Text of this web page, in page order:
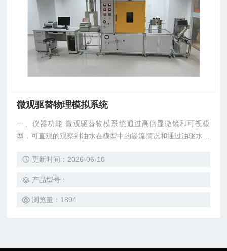
微观驱替物理模拟系统
一、仪器功能 微观驱替物模系统通过高倍显微镜和可视模
型，可直观的观察到油水在模型中的渗流情况和通过油驱水、
带有采集口的显微镜把驱替时流体每一步流动情况通过软件实
度分布及大小。 利用该装置可进行以下几个方面的研究：
（1）模拟和计算微观孔隙结构中油水分布状态和不同状态下
更新时间：2026-06-10
产品型号：
浏览量：1894